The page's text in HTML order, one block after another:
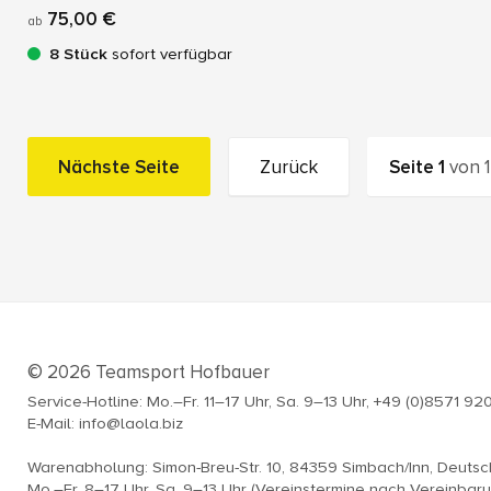
ab 75,00 €
8 Stück sofort verfügbar
Nächste Seite Zurück Seite1 von1
© 2026 Teamsport Hofbauer
Service-Hotline: Mo.–Fr. 11–17 Uhr, Sa. 9–13 Uhr, +49 (0)8571
E-Mail: info@laola.biz
Warenabholung: Simon-Breu-Str. 10, 84359 Simbach/Inn,